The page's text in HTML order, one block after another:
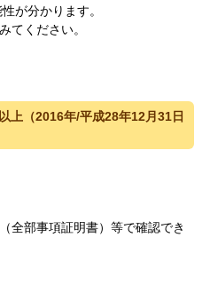
が分かります。
てください。
上（2016年/平成28年12月31日
全部事項証明書）等で確認でき